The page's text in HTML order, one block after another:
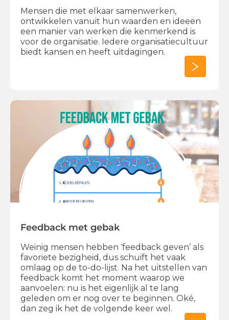
Mensen die met elkaar samenwerken,
ontwikkelen vanuit hun waarden en ideeën
een manier van werken die kenmerkend is
voor de organisatie. Iedere organisatiecultuur
biedt kansen en heeft uitdagingen.
Feedback met gebak
Weinig mensen hebben ‘feedback geven’ als
favoriete bezigheid, dus schuift het vaak
omlaag op de to-do-lijst. Na het uitstellen van
feedback komt het moment waarop we
aanvoelen: nu is het eigenlijk al te lang
geleden om er nog over te beginnen. Oké,
dan zeg ik het de volgende keer wel.